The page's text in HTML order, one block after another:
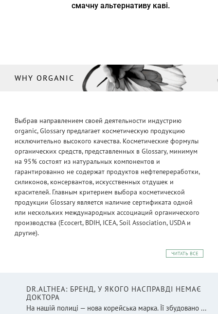
смачну альтернативу каві.
WHY ORGANIC
Выбрав направлением своей деятельности индустрию
organic, Glossary предлагает косметическую продукцию
исключительно высокого качества. Косметические формулы
органических средств, представленных в Glossary, минимум
на 95% состоят из натуральных компонентов и
гарантированно не содержат продуктов нефтепереработки,
силиконов, консервантов, искусственных отдушек и
красителей. Главным критерием выбора косметической
продукции Glossary является наличие сертификата одной
или нескольких международных ассоциаций органического
производства (Ecocert, BDIH, ICEA, Soil Association, USDA и
другие).
ЧИТАТЬ ВСЕ
DR.ALTHEA: БРЕНД, У ЯКОГО НАСПРАВДІ НЕМАЄ
ДОКТОРА
На нашій полиці — нова корейська марка. Її збудовано ...